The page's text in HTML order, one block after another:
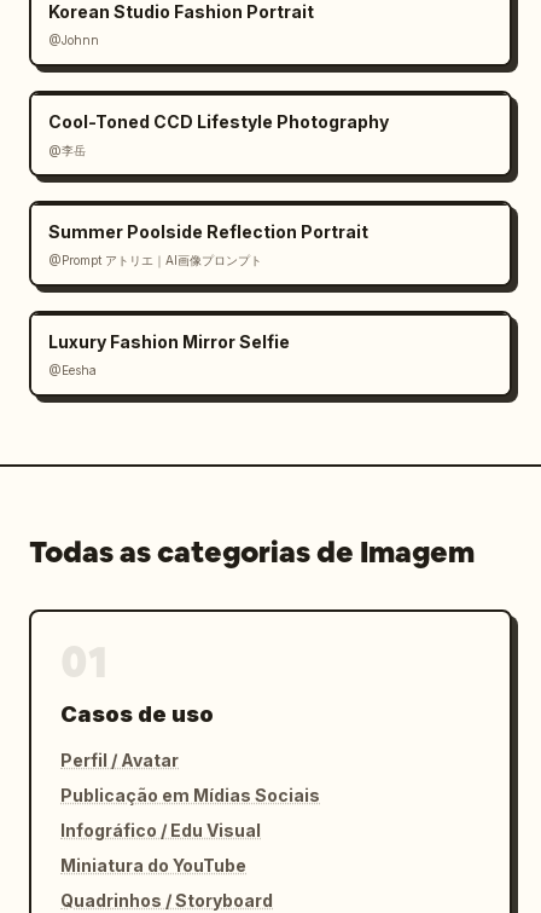
Korean Studio Fashion Portrait
@Johnn
Cool-Toned CCD Lifestyle Photography
@李岳
Summer Poolside Reflection Portrait
@Prompt アトリエ｜AI画像プロンプト
Luxury Fashion Mirror Selfie
@Eesha
Todas as categorias de Imagem
Casos de uso
Perfil / Avatar
Publicação em Mídias Sociais
Infográfico / Edu Visual
Miniatura do YouTube
Quadrinhos / Storyboard